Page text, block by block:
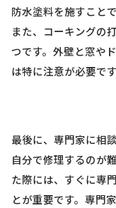
防水塗料を施すこと
また、コーキングの
つです。外壁と窓や
は特に注意が必要です
最後に、専門家に相
自分で修理するのが
た際には、すぐに専
とが重要です。専門